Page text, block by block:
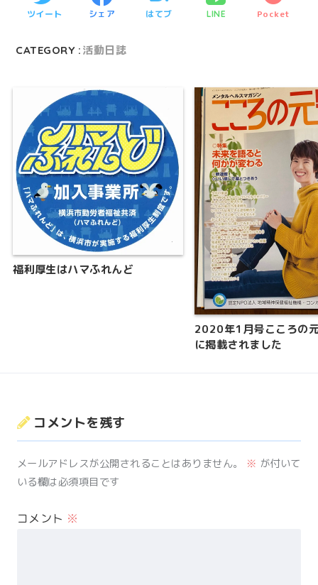
ツイート シェア はてブ LINE Pocket
CATEGORY : 活動日誌
福利厚生はハマふれんど
2020年1月号こころの
に掲載されました
コメントを残す
メールアドレスが公開されることはありません。 ※ が付いて
いる欄は必須項目です
コメント ※